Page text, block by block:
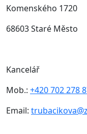
Komenského 1720
68603 Staré Město
Kancelář
Mob.: +420 702 278
Email: